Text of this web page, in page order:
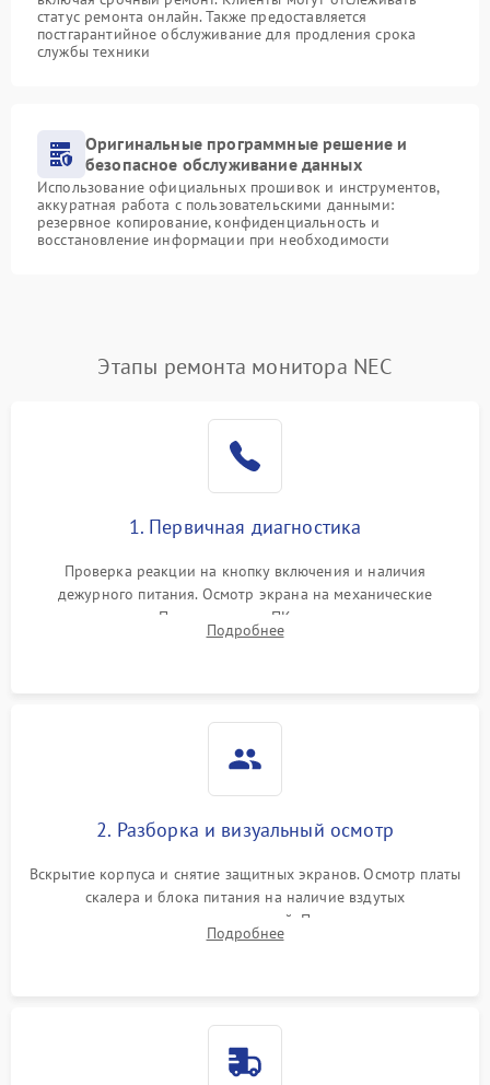
статус ремонта онлайн. Также предоставляется
постгарантийное обслуживание для продления срока
службы техники
Оригинальные программные решение и
безопасное обслуживание данных
Использование официальных прошивок и инструментов,
аккуратная работа с пользовательскими данными:
резервное копирование, конфиденциальность и
восстановление информации при необходимости
Этапы ремонта монитора NEC
1. Первичная диагностика
Проверка реакции на кнопку включения и наличия
дежурного питания. Осмотр экрана на механические
повреждения. Подключение к ПК для оценки вывода
изображения, работы подсветки и выявления артефактов на
Подробнее
2. Разборка и визуальный осмотр
Вскрытие корпуса и снятие защитных экранов. Осмотр платы
скалера и блока питания на наличие вздутых
конденсаторов, прогаров, окислений. Проверка надежности
контактов и целостности шлейфов матрицы.
Подробнее